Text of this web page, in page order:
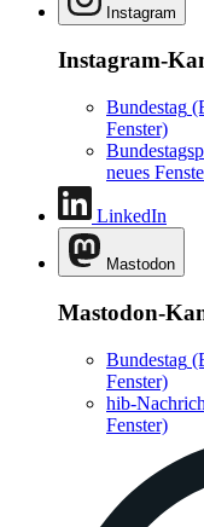
Instagram
Instagram-
Bundestag
Fenster)
neues
LinkedIn
Mastodon
Mastodon-
Bundestag
Fenster)
hib-
Fenster)